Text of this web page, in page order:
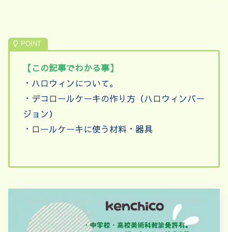
【この記事でわかる事】
・ハロウィンについて。
・デコロールケーキの作り方（ハロウィンバー
ジョン）
・ロールケーキに使う材料・器具